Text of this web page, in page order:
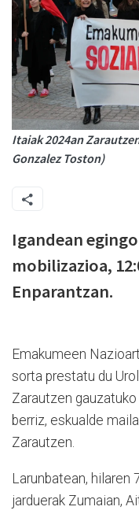
Itaiak 2024an
Gonzalez Toston)
Igandean
mobilizazioa,
Enparantzan.
Emakumeen
sorta prestatu du
Zarautzen
berriz, eskualde
Zarautzen.
Larunbatean, hilaren
jarduerak Zumaian,